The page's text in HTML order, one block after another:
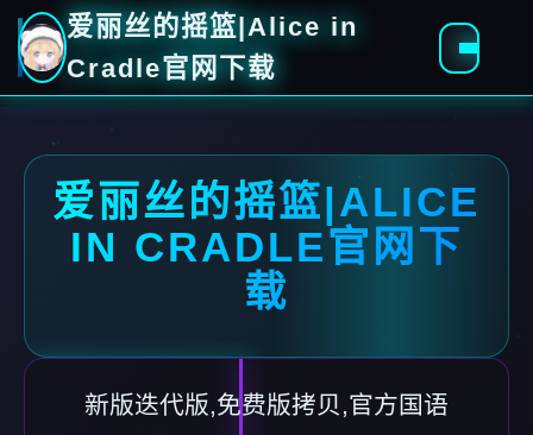
爱丽丝的摇篮|Alice in
Cradle官网下载
爱丽丝的摇篮|ALICE
IN CRADLE官网下
载
新版迭代版,免费版拷贝,官方国语